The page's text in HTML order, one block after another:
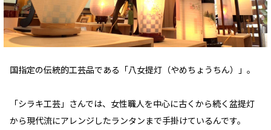
国指定の伝統的工芸品である「八女提灯（やめちょうちん）」。
「シラキ工芸」さんでは、女性職人を中心に古くから続く盆提灯
から現代流にアレンジしたランタンまで手掛けているんです。